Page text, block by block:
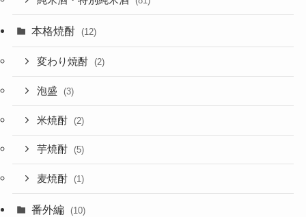
本格焼酎 (12)
変わり焼酎 (2)
泡盛 (3)
米焼酎 (2)
芋焼酎 (5)
麦焼酎 (1)
番外編 (10)